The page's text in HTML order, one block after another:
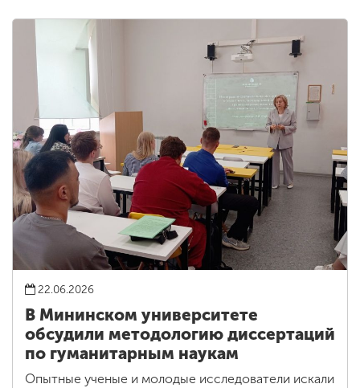
22.06.2026
В Мининском университете
обсудили методологию диссертаций
по гуманитарным наукам
Опытные ученые и молодые исследователи искали